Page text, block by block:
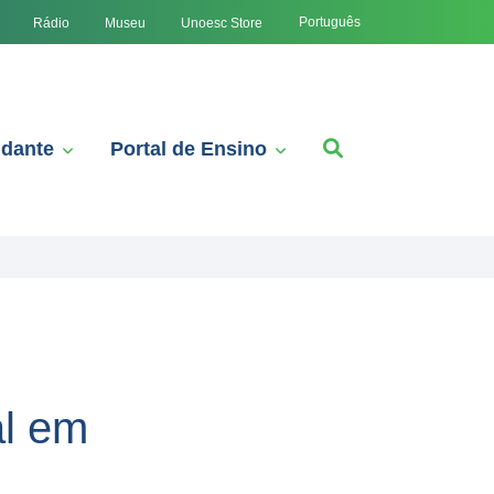
Rádio Museu Unoesc Store Português
Portal de Ensino
em